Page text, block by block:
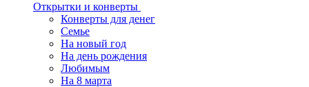
Открытки и конверты
Конверты для денег
Семье
На новый год
На день рождения
Любимым
На 8 марта